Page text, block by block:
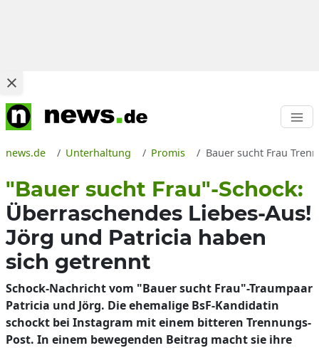
news.de Unterhaltung Promis Bauer sucht Frau
"Bauer sucht Frau"-Schock:
Überraschendes Liebes-Aus!
Jörg und Patricia haben
sich getrennt
Schock-Nachricht vom "Bauer sucht Frau"-Traumpaar
Patricia und Jörg. Die ehemalige BsF-Kandidatin
schockt bei Instagram mit einem bitteren Trennungs-
Post. In einem bewegenden Beitrag macht sie ihre